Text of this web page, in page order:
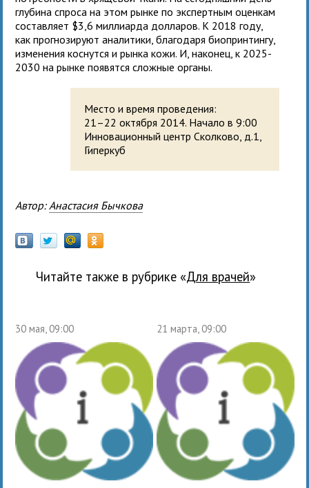
глубина спроса на этом рынке по экспертным оценкам
составляет $3,6 миллиарда долларов. К 2018 году,
как прогнозируют аналитики, благодаря биопринтингу,
изменения коснутся и рынка кожи. И, наконец, к 2025-
2030 на рынке появятся сложные органы.
Место и время проведения:
21–22 октября 2014. Начало в 9:00
Инновационный центр Сколково, д.1,
Гиперкуб
Автор: Анастасия Бычкова
Читайте также в рубрике « для врачей»
30 мая, 09:00 21 марта, 09:00